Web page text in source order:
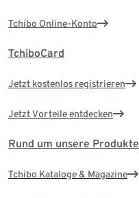
Tchibo Online-Konto
TchiboCard
Jetzt kostenlos registrieren
Jetzt Vorteile entdecken
Rund um unsere Produkte
Tchibo Kataloge & Magazine